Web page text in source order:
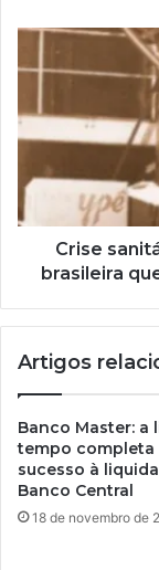
Crise
brasileira
Artigos
Banco Master: a
tempo completa
sucesso à
Banco Central
18 de novembro de